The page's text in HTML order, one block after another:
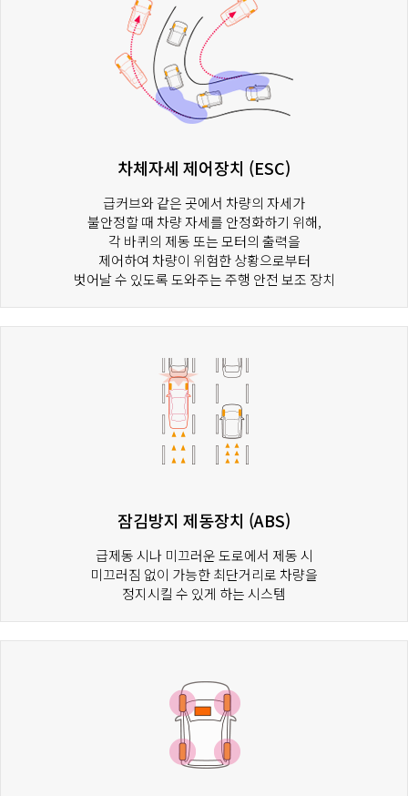
차체자세 제어장치 (ESC)
급커브와 같은 곳에서 차량의 자세가
불안정할 때 차량 자세를 안정화하기 위해,
각 바퀴의 제동 또는 모터의 출력을
제어하여 차량이 위험한 상황으로부터
벗어날 수 있도록 도와주는 주행 안전 보조 장치
잠김방지 제동장치 (ABS)
급제동 시나 미끄러운 도로에서 제동 시
미끄러짐 없이 가능한 최단거리로 차량을
정지시킬 수 있게 하는 시스템